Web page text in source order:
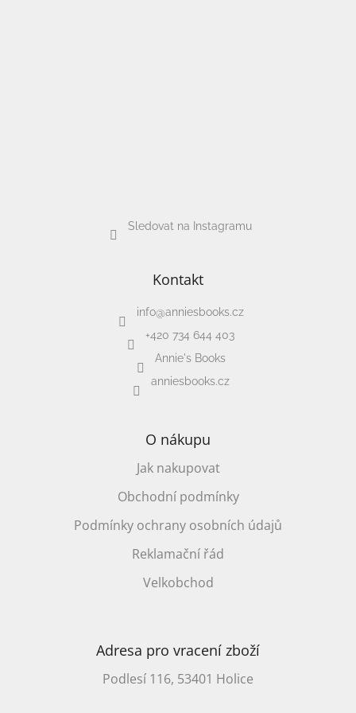
Sledovat na Instagramu
Kontakt
info@anniesbooks.cz
+420 734 644 403
Annie's Books
anniesbooks.cz
O nákupu
Jak nakupovat
Obchodní podmínky
Podmínky ochrany osobních údajů
Reklamační řád
Velkobchod
Adresa pro vracení zboží
Podlesí 116, 53401 Holice